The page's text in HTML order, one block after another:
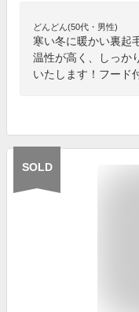
どんどん(50代・男性)
寒い冬に暖かい裏起
温性が高く、しっか
いたします！フード
SOLD